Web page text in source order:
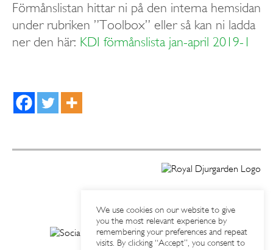
Förmånslistan hittar ni på den interna hemsidan
under rubriken ”Toolbox” eller så kan ni ladda
ner den här: KDI förmånslista jan-april 2019-1
We use cookies on our website to give
you the most relevant experience by
remembering your preferences and repeat
visits. By clicking “Accept”, you consent to